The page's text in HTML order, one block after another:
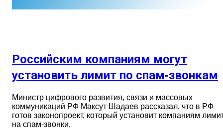
Российским компаниям могут
установить лимит по спам‑звонкам
Министр цифрового развития, связи и массовых
коммуникаций РФ Максут Шадаев рассказал, что в РФ
готов законопроект, который установит компаниям
на спам-звонки,